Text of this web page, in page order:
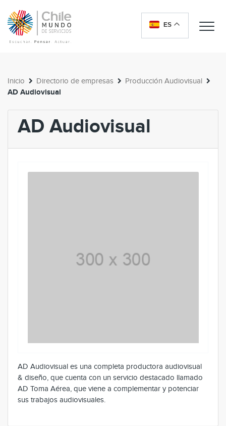
ES
Inicio Directorio de empresas Producción Audiovisual
AD Audiovisual
AD Audiovisual
AD Audiovisual es una completa productora audiovisual
& diseño, que cuenta con un servicio destacado llamado
AD Toma Aérea, que viene a complementar y potenciar
sus trabajos audiovisuales.